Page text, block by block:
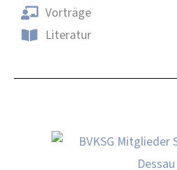
Vorträge
Literatur